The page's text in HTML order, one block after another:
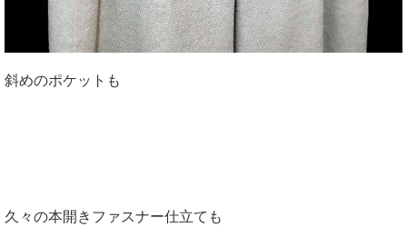
斜めのポケットも
久々の本開きファスナー仕立ても